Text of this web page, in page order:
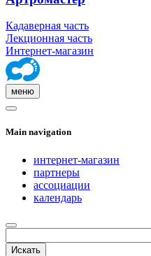
Кадаверная часть
Лекционная часть
Интернет-магазин
меню
Main navigation
интернет-магазин
партнеры
ассоциации
календарь